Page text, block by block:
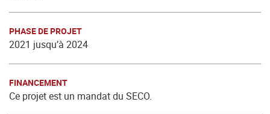
PHASE DE PROJET
2021 jusqu’à 2024
FINANCEMENT
Ce projet est un mandat du SECO.